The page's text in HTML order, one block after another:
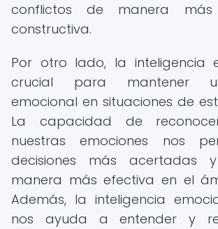
conflictos de manera
constructiva.
Por otro lado, la inteligencia
crucial para mantener
emocional en situaciones de
La capacidad de
nuestras emociones nos
decisiones más acertadas
manera más efectiva en el
Además, la inteligencia
nos ayuda a entender y